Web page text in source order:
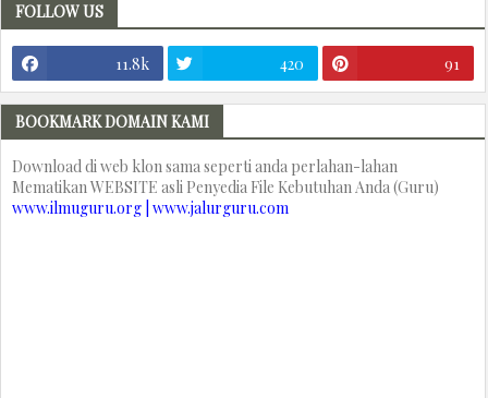
FOLLOW US
11.8k 420 91
BOOKMARK DOMAIN KAMI
Download di web klon sama seperti anda perlahan-lahan
Mematikan WEBSITE asli Penyedia File Kebutuhan Anda (Guru)
www.ilmuguru.org | www.jalurguru.com